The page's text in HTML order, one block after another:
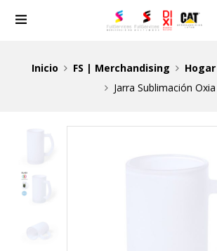
Inicio FS | Merchandising
Jarra Sublimación Oxia